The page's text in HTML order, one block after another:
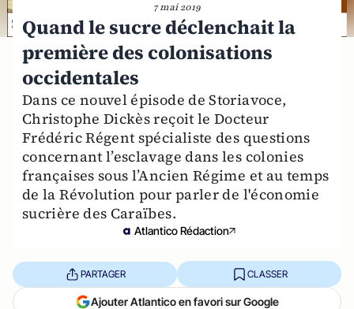
7 mai 2019
Quand le sucre déclenchait la
première des colonisations
occidentales
Dans ce nouvel épisode de Storiavoce,
Christophe Dickès reçoit le Docteur
Frédéric Régent spécialiste des questions
concernant l’esclavage dans les colonies
françaises sous l’Ancien Régime et au temps
de la Révolution pour parler de l'économie
sucrière des Caraïbes.
Atlantico Rédaction
PARTAGER CLASSER
Ajouter Atlantico en favori sur Google